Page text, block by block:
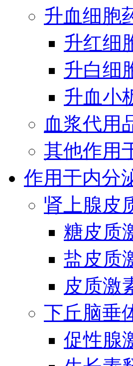
升血细胞
升红细
升白细
升血小
血浆代用
其他作用
作用于内分
肾上腺皮
糖皮质
盐皮质
皮质激
下丘脑垂
促性腺